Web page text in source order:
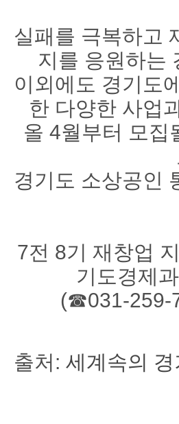
실패를 극복하고
지를 응원하는
이외에도 경기도
한 다양한 사업
올 4월부터 모집
경기도 소상공인
7전 8기 재창업
기도경제
(☎031-259-
출처: 세계속의 경